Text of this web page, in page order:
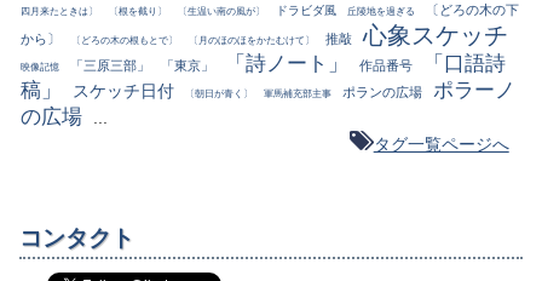
四月来たときは〕 〔根を截り〕 〔生温い南の風が〕 ドラビダ風 丘陵地を過ぎる
〔どろの木の下
から〕
〔どろの木の根もとで〕 〔月のほのほをかたむけて〕 推敲 心象スケッチ
映像記憶 「三原三部」 「東京」 「詩ノート」 作品番号
「口語詩
稿」
スケッチ日付 〔朝日が青く〕 軍馬補充部主事 ポランの広場
ポラーノ
の広場
タグ一覧ページへ
コンタクト